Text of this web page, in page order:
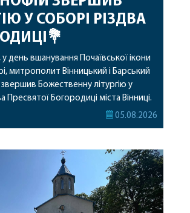
У СОБОРІ РІЗДВА
у день вшанування Почаївської ікони
митрополит Вінницький і Барський
Божественну літургію у
Пресвятої Богородиці міста Вінниці.
співслужили
Під час богослужіння підносилися
за мир в Україні, за воїнів, які
05.08.2026